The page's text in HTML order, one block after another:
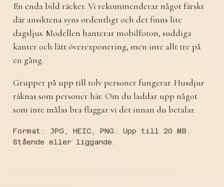
En enda bild räcker. Vi rekommenderar något färskt
där ansiktena syns ordentligt och det finns lite
dagsljus. Modellen hanterar mobilfoton, suddiga
kanter och lätt överexponering, men inte allt tre på
en gång.
Grupper på upp till tolv personer fungerar. Husdjur
räknas som personer här. Om du laddar upp något
som inte målas bra flaggar vi det innan du betalar.
Format: JPG, HEIC, PNG. Upp till 20 MB.
Stående eller liggande.